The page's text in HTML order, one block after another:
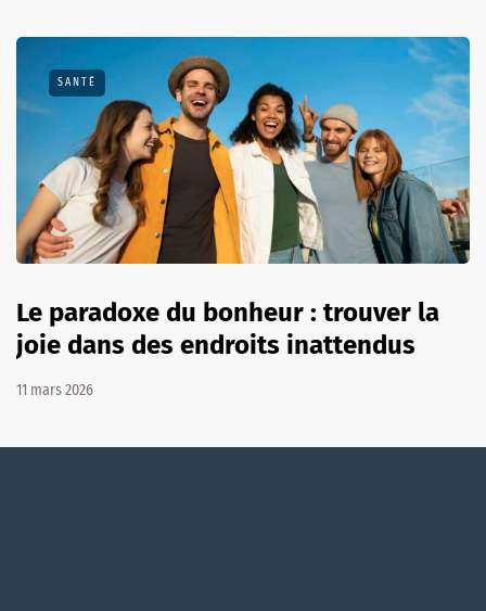
SANTÉ
Le paradoxe du bonheur : trouver la
joie dans des endroits inattendus
11 mars 2026